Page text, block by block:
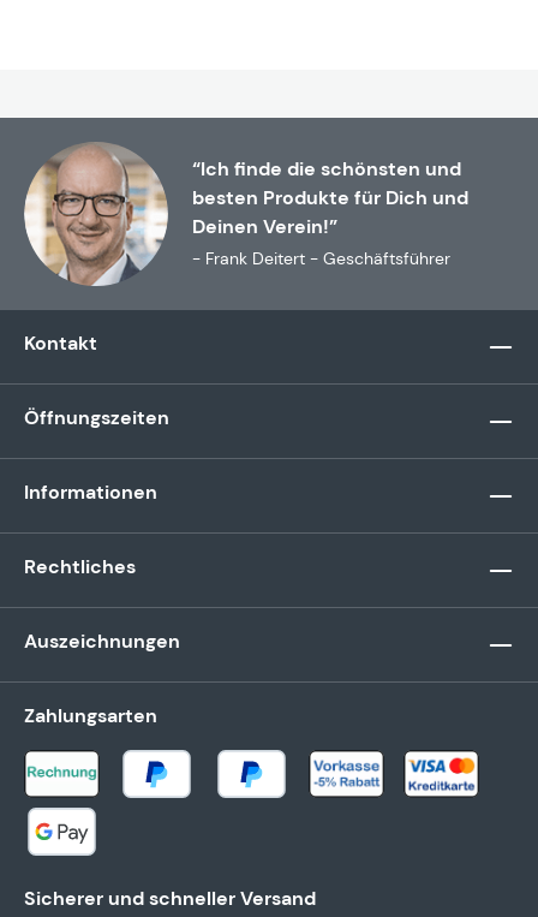
“Ich finde die schönsten und
besten Produkte für Dich und
Deinen Verein!”
- Frank Deitert - Geschäftsführer
Kontakt
Öffnungszeiten
Informationen
Rechtliches
Auszeichnungen
Zahlungsarten
Sicherer und schneller Versand